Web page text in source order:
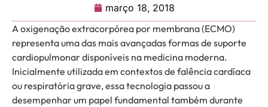
março 18, 2018
A oxigenação extracorpórea por membrana (ECMO)
representa uma das mais avançadas formas de suporte
cardiopulmonar disponíveis na medicina moderna.
Inicialmente utilizada em contextos de falência cardíaca
ou respiratória grave, essa tecnologia passou a
desempenhar um papel fundamental também durante